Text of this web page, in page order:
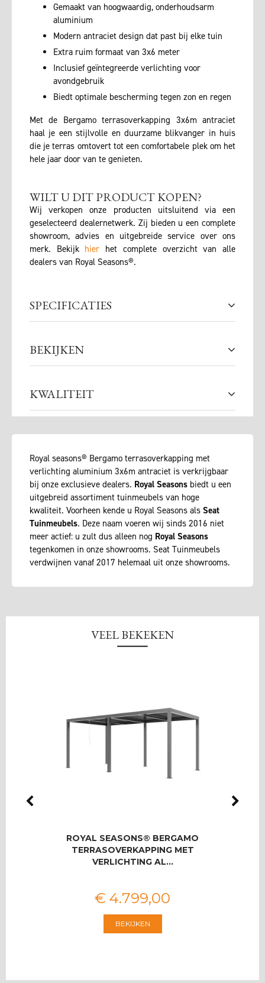
Gemaakt van hoogwaardig, onderhoudsarm
aluminium
Modern antraciet design dat past bij elke tuin
Extra ruim formaat van 3x6 meter
Inclusief geïntegreerde verlichting voor
avondgebruik
Biedt optimale bescherming tegen zon en regen
Met de Bergamo terrasoverkapping 3x6m antraciet
haal je een stijlvolle en duurzame blikvanger in huis
die je terras omtovert tot een comfortabele plek om het
hele jaar door van te genieten.
WILT U DIT PRODUCT KOPEN?
Wij verkopen onze producten uitsluitend via een
geselecteerd dealernetwerk. Zij bieden u een complete
showroom, advies en uitgebreide service over ons
merk. Bekijk hier het complete overzicht van alle
dealers van Royal Seasons®.
SPECIFICATIES
BEKIJKEN
KWALITEIT
Royal seasons® Bergamo terrasoverkapping met
verlichting aluminium 3x6m antraciet is verkrijgbaar
bij onze exclusieve dealers. Royal Seasons biedt u een
uitgebreid assortiment tuinmeubels van hoge
kwaliteit. Voorheen kende u Royal Seasons als Seat
Tuinmeubels. Deze naam voeren wij sinds 2016 niet
meer actief: u zult dus alleen nog Royal Seasons
tegenkomen in onze showrooms. Seat Tuinmeubels
verdwijnen vanaf 2017 helemaal uit onze showrooms.
VEEL BEKEKEN
ROYAL SEASONS® BERGAMO
TERRASOVERKAPPING MET
VERLICHTING AL…
€ 4.799,00
BEKIJKEN